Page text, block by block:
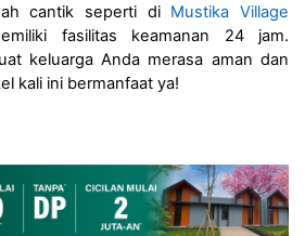
cantik seperti di Mustika Village
fasilitas keamanan 24 jam.
keluarga Anda merasa aman dan
kali ini bermanfaat ya!